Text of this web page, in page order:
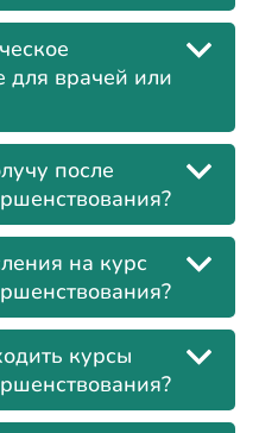
для врачей или
после
на курс
курсы